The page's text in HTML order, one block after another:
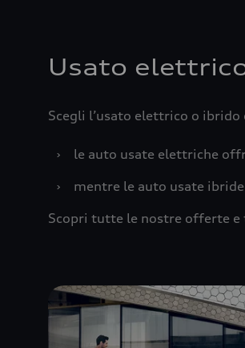
Usato
Scegli l’usato elettrico o
›
le auto usate elettriche
›
mentre le auto usate
Scopri tutte le nostre offerte e